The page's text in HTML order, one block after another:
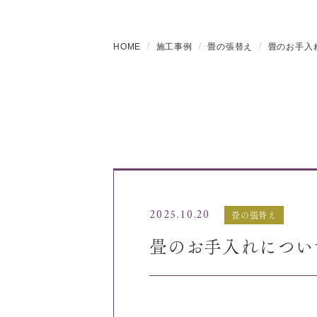
HOME 施工事例 畳の張替え 畳のお手入
2025.10.20 畳の張替え
畳のお手入れについ